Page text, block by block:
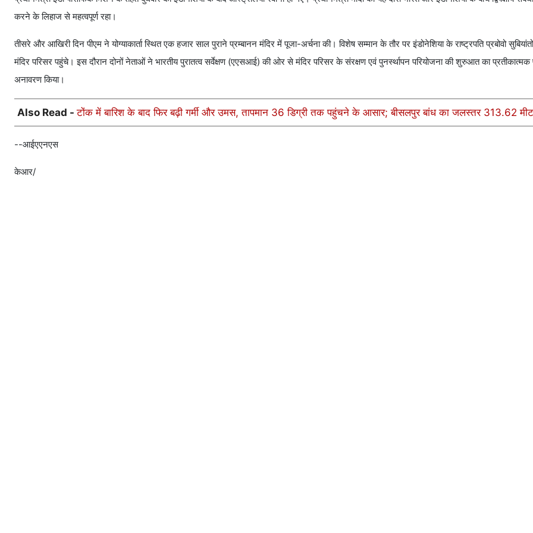
करने के लिहाज से महत्वपूर्ण रहा।
तीसरे और आखिरी दिन पीएम ने योग्याकार्ता स्थित एक हजार साल पुराने प्रम्बानन मंदिर में पूजा-अर्चना की। विशेष सम्मान के तौर पर इंडोनेशिया के राष्ट्रपति प्रबोवो
मंदिर परिसर पहुंचे। इस दौरान दोनों नेताओं ने भारतीय पुरातत्व सर्वेक्षण (एएसआई) की ओर से मंदिर परिसर के संरक्षण एवं पुनर्स्थापन परियोजना की शुरुआत का प्रतीकात्मक
अनावरण किया।
Also Read -टोंक में बारिश के बाद फिर बढ़ी गर्मी और उमस, तापमान 36 डिग्री तक पहुंचने के आसार; बीसलपुर बांध का जलस्तर 313.62
--आईएएनएस
केआर/